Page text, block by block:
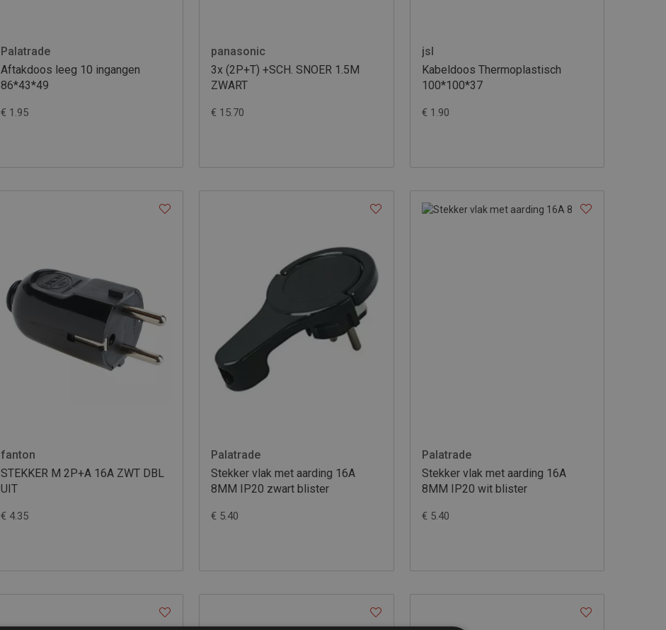
Palatrade
Aftakdoos leeg 10 ingangen
86*43*49
€ 1.95
panasonic
3x (2P+T) +SCH. SNOER 1.5M
ZWART
€ 15.70
jsl
Kabeldoos Thermoplastisch
100*100*37
€ 1.90
fanton
STEKKER M 2P+A 16A ZWT DBL
UIT
€ 4.35
Palatrade
Stekker vlak met aarding 16A
8MM IP20 zwart blister
€ 5.40
Palatrade
Stekker vlak met aarding 16A
8MM IP20 wit blister
€ 5.40